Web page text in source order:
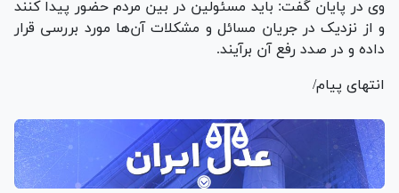
وی در پایان گفت: باید مسئولین در بین مردم حضور پیدا کنند
و از نزدیک در جریان مسائل و مشکلات آن‌ها مورد بررسی قرار
داده و در صدد رفع آن برآیند.
انتهای پیام/